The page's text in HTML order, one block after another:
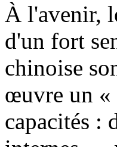
À l'avenir,
d'un fort
chinoise
œuvre un «
capacités :